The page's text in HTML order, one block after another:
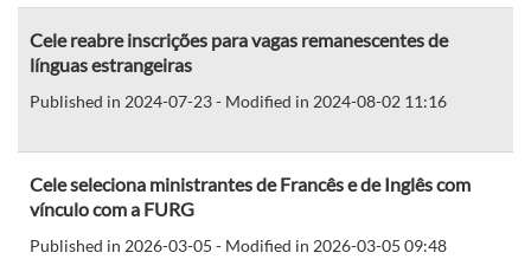
Cele reabre inscrições para vagas remanescentes de
línguas estrangeiras
Published in 2024-07-23 - Modified in 2024-08-02 11:16
Cele seleciona ministrantes de Francês e de Inglês com
vínculo com a FURG
Published in 2026-03-05 - Modified in 2026-03-05 09:48